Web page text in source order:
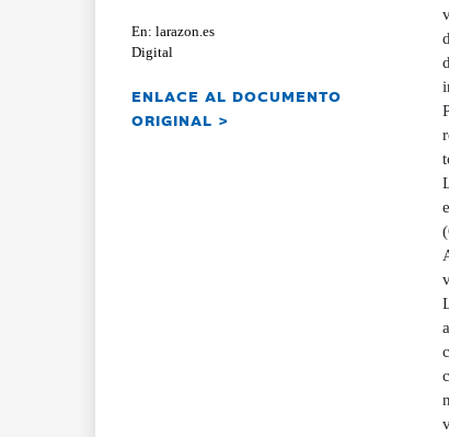
En: larazon.es
Digital
ENLACE AL DOCUMENTO
ORIGINAL >